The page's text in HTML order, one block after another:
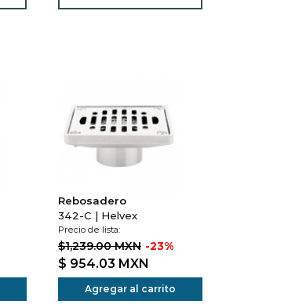
Rebosadero
342-C | Helvex
Precio de lista:
$1,239.00 MXN -23%
$ 954.03 MXN
Agregar al carrito